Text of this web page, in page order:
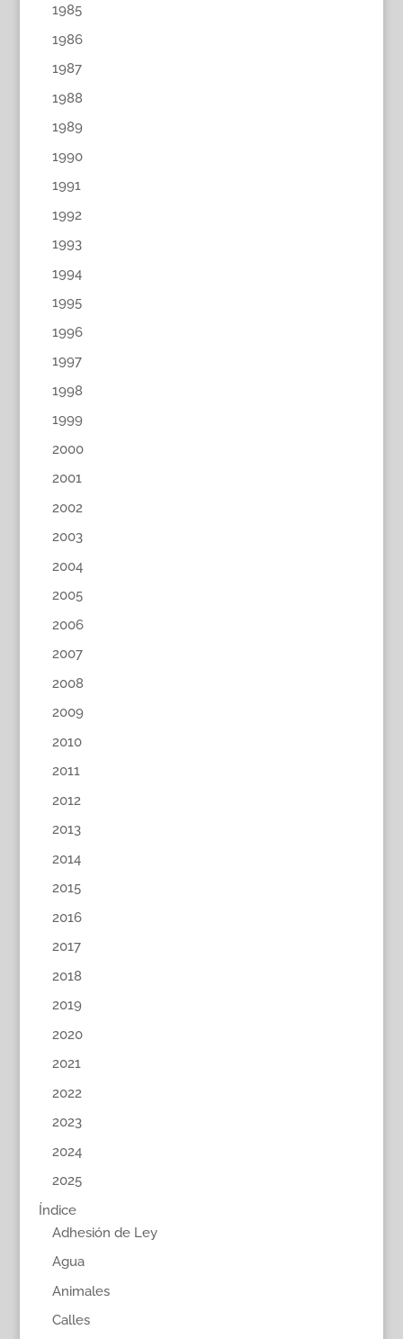
1985
1986
1987
1988
1989
1990
1991
1992
1993
1994
1995
1996
1997
1998
1999
2000
2001
2002
2003
2004
2005
2006
2007
2008
2009
2010
2011
2012
2013
2014
2015
2016
2017
2018
2019
2020
2021
2022
2023
2024
2025
Índice
Adhesión de Ley
Agua
Animales
Calles